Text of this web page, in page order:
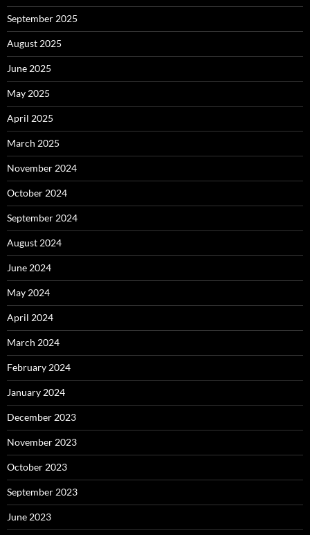
September 2025
August 2025
June 2025
May 2025
April 2025
March 2025
November 2024
October 2024
September 2024
August 2024
June 2024
May 2024
April 2024
March 2024
February 2024
January 2024
December 2023
November 2023
October 2023
September 2023
June 2023